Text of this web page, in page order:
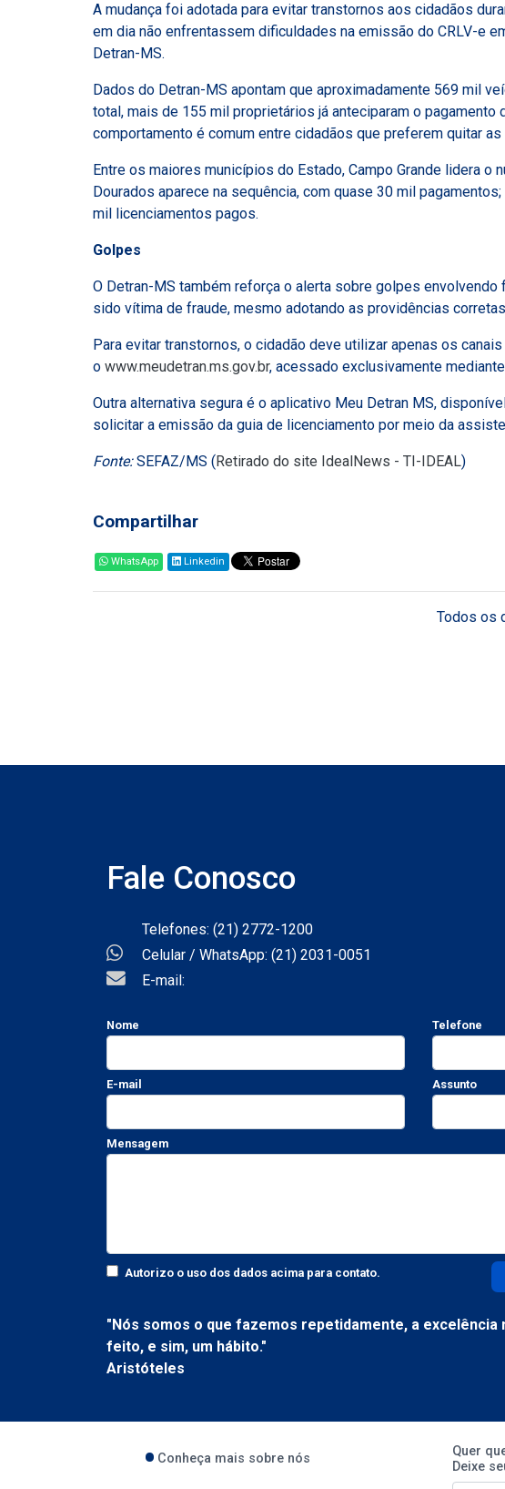
A mudança foi adotada para evitar transtornos aos cidadãos
em dia não enfrentassem dificuldades na emissão do CRLV-e
Detran-MS.
Dados do Detran-MS apontam que aproximadamente 569 mil
total, mais de 155 mil proprietários já anteciparam o pagamento
comportamento é comum entre cidadãos que preferem quitar
Entre os maiores municípios do Estado, Campo Grande lidera
Dourados aparece na sequência, com quase 30 mil
mil licenciamentos pagos.
Golpes
O Detran-MS também reforça o alerta sobre golpes
sido vítima de fraude, mesmo adotando as providências
Para evitar transtornos, o cidadão deve utilizar apenas os
o www.meudetran.ms.gov.br, acessado exclusivamente
Outra alternativa segura é o aplicativo Meu Detran MS,
solicitar a emissão da guia de licenciamento por meio da
Fonte:SEFAZ/MS (Retirado do site IdealNews - TI-IDEAL)
Compartilhar
WhatsApp Linkedin
Todos os
Fale Conosco
Telefones: (21) 2772-1200
Celular / WhatsApp: (21) 2031-0051
E-mail:
Nome Telefone
E-mail Assunto
Mensagem
Autorizo o uso dos dados acima para contato.
"Nós somos o que fazemos repetidamente, a excelência
feito, e sim, um hábito."
Aristóteles
Conheça mais sobre nós
Quer
Deixe